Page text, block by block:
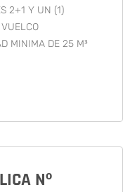
2+1 Y UN (1)
MINIMA DE 25 M³
Nº